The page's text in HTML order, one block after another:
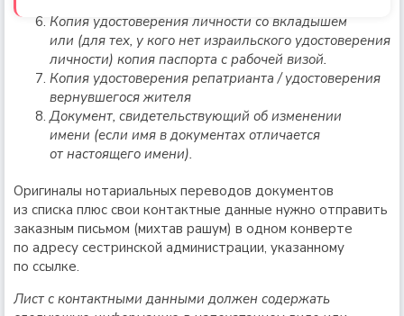
Копия удостоверения личности со вкладышем
или (для тех, у кого нет израильского удостоверения
личности) копия паспорта с рабочей визой.
Копия удостоверения репатрианта / удостоверения
вернувшегося жителя
Документ, свидетельствующий об изменении
имени (если имя в документах отличается
от настоящего имени).
Оригиналы нотариальных переводов документов
из списка плюс свои контактные данные нужно отправить
заказным письмом (михтав рашум) в одном конверте
по адресу сестринской администрации, указанному
по ссылке.
Лист с контактными данными должен содержать